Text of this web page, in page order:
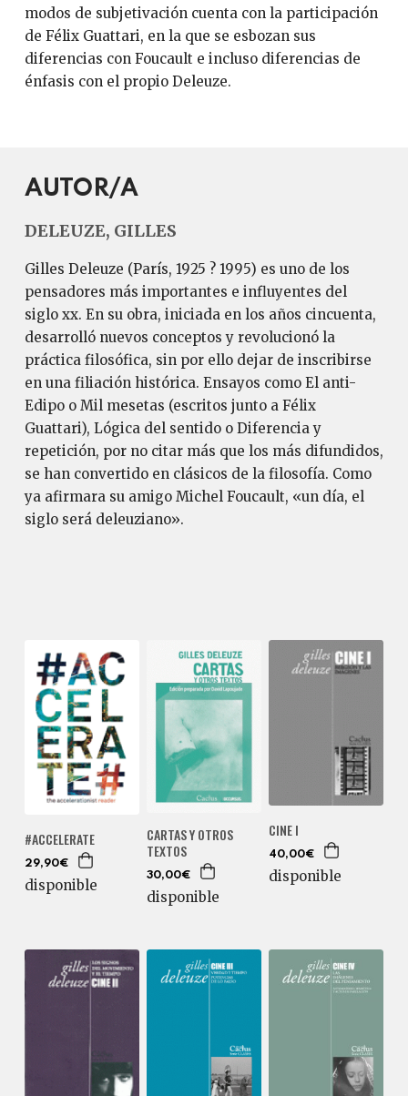
modos de subjetivación cuenta con la participación
de Félix Guattari, en la que se esbozan sus
diferencias con Foucault e incluso diferencias de
énfasis con el propio Deleuze.
AUTOR/A
DELEUZE, GILLES
Gilles Deleuze (París, 1925 ? 1995) es uno de los
pensadores más importantes e influyentes del
siglo xx. En su obra, iniciada en los años cincuenta,
desarrolló nuevos conceptos y revolucionó la
práctica filosófica, sin por ello dejar de inscribirse
en una filiación histórica. Ensayos como El anti-
Edipo o Mil mesetas (escritos junto a Félix
Guattari), Lógica del sentido o Diferencia y
repetición, por no citar más que los más difundidos,
se han convertido en clásicos de la filosofía. Como
ya afirmara su amigo Michel Foucault, «un día, el
siglo será deleuziano».
#ACCELERATE
29,90€
disponible
CARTAS Y OTROS
TEXTOS
30,00€
disponible
CINE I
40,00€
disponible